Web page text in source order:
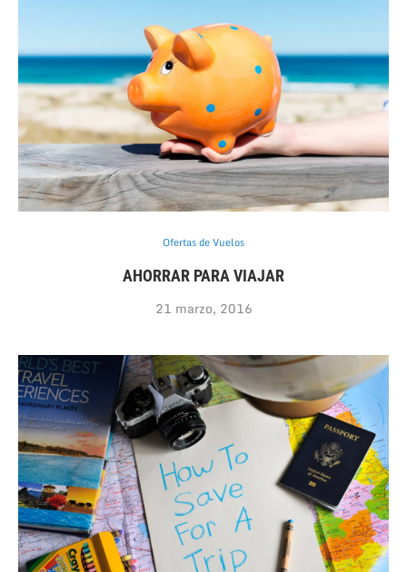
Ofertas de Vuelos
AHORRAR PARA VIAJAR
21 marzo, 2016